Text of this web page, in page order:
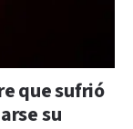
que sufrió
su